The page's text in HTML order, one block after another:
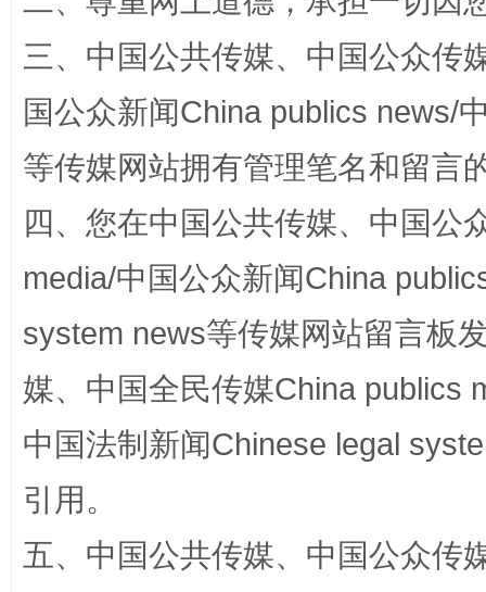
全民健身五年计划来了！等你上场
阿坝州三大球赛在茂县开幕 规模
三、中国公共传媒、中国公众传
国公众新闻China publics news/
等传媒网站拥有管理笔名和留言
四、您在中国公共传媒、中国公
media/中国公众新闻China
system news等传媒网站留言板
媒、中国全民传媒China publics
中国法制新闻Chinese legal
引用。
五、中国公共传媒、中国公众传